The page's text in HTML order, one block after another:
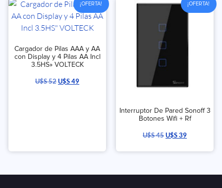
¡OFERTA!
Cargador de Pilas AAA y AA
con Display y 4 Pilas AA Incl
3.5HS» VOLTECK
U$S52U$S49
¡OFERTA!
Interruptor De Pared Sonoff 3
Botones Wifi + Rf
U$S45U$S39